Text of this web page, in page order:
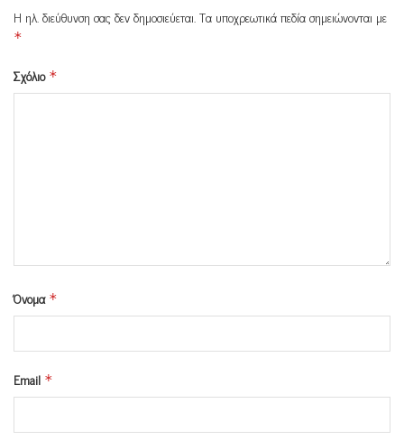
Η ηλ. διεύθυνση σας δεν δημοσιεύεται.Τα υποχρεωτικά πεδία σημειώνονται με
*
Σχόλιο *
Όνομα *
Email *